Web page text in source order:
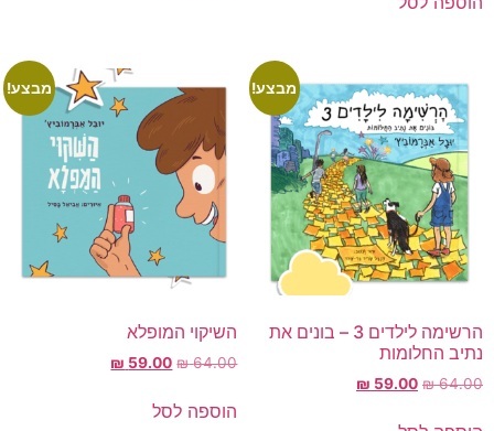
מבצע!
הרשימה לילדים 3 – בונים את
נתיב החלומות
64.00
₪
59.00
₪
מבצע!
השיקוי המופלא
64.00
₪
59.00
₪
הוספה לסל